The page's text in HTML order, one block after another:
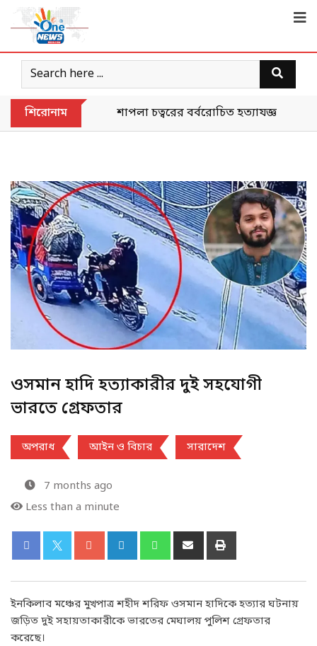
শিরোনাম শাপলা চত্বরের বর্বরোচিত হত্যাযজ্ঞকে
ওসমান হাদি হত্যাকারীর দুই সহযোগী
ভারতে গ্রেফতার
অপরাধ আইন ও বিচার সারাদেশ
7 months ago
Less than a minute
ইনকিলাব মঞ্চের মুখপাত্র শহীদ শরিফ ওসমান হাদিকে হত্যার ঘটনায়
জড়িত দুই সহায়তাকারীকে ভারতের মেঘালয় পুলিশ গ্রেফতার
করেছে।